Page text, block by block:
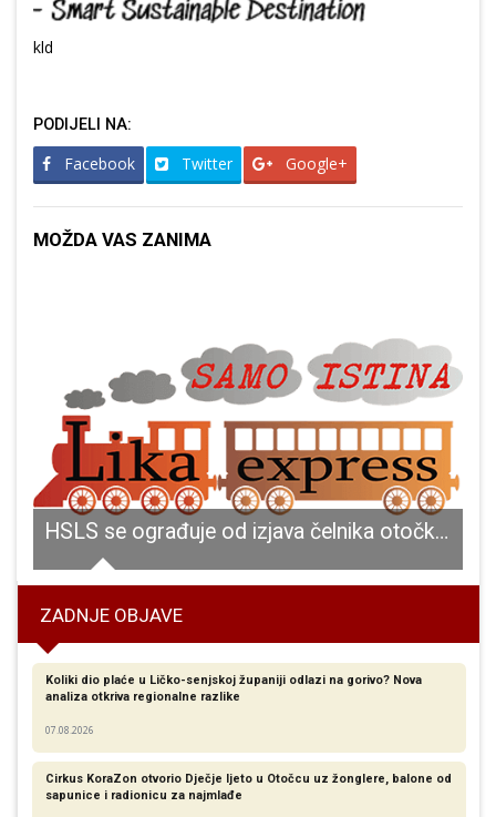
kld
PODIJELI NA:
Facebook Twitter Google+
MOŽDA VAS ZANIMA
HSLS se ograđuje od izjava čelnika otočkog HSLS-a Milana Sigurnjaka
ZADNJE OBJAVE
Koliki dio plaće u Ličko-senjskoj županiji odlazi na gorivo? Nova
analiza otkriva regionalne razlike​
07.08.2026
Cirkus KoraZon otvorio Dječje ljeto u Otočcu uz žonglere, balone od
sapunice i radionicu za najmlađe